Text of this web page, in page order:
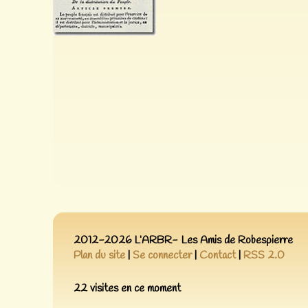
2012-2026 L’ARBR- Les Amis de Robespierre
Plan du site| Se connecter| Contact| RSS 2.0
22 visites en ce moment